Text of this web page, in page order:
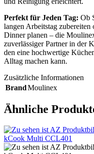
Perfekt für Jeden Tag: Ob
langen Arbeitstag
Dinner planen – die
zuverlässiger Partner in der
den eine hochwertige
Alltag machen kann.
Zusätzliche Informationen
BrandMoulinex
Ähnliche